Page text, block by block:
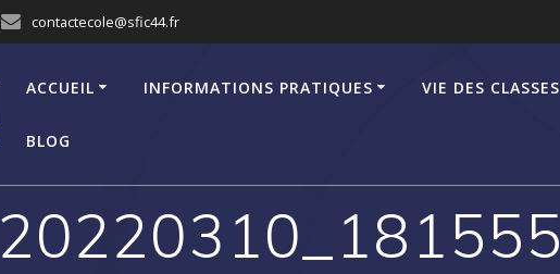
contactecole@sfic44.fr
ACCUEIL INFORMATIONS PRATIQUES VIE DES CLASSES
BLOG
20220310_181555